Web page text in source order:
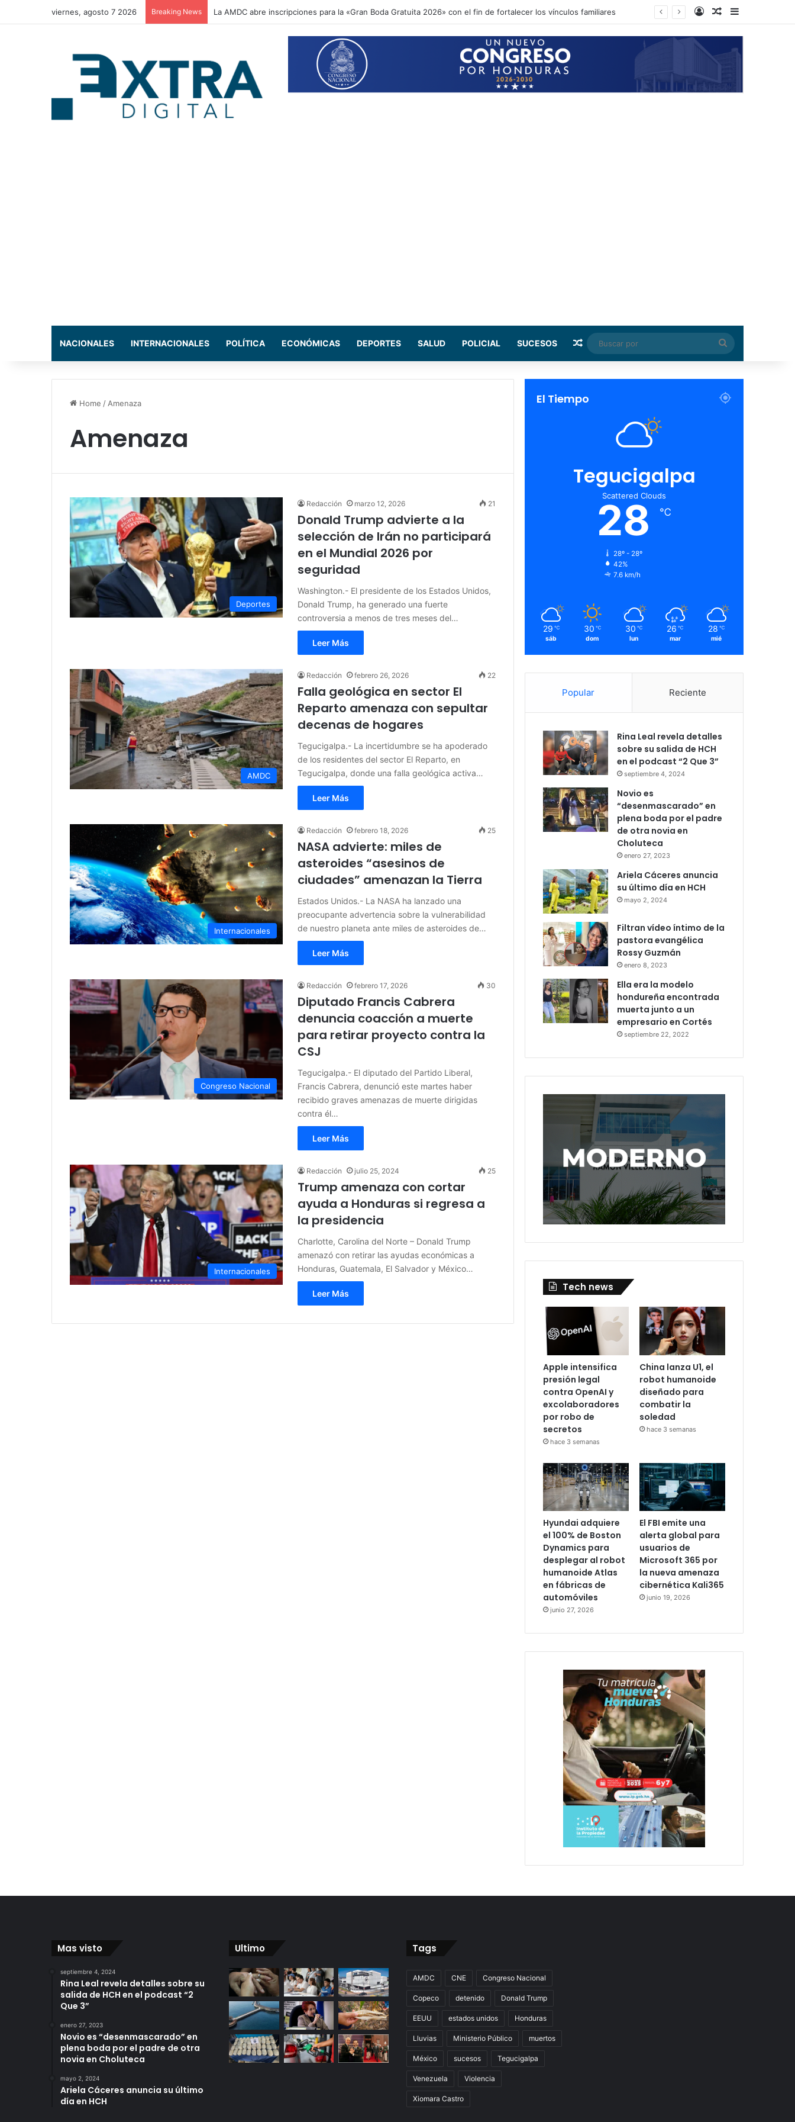
viernes, agosto 7 2026 Breaking News La AMDC abre inscripciones para la «Gran Boda Gratuita 2026» con el fin de fortalecer los vínculos familiares Log InRandom Article
NACIONALES INTERNACIONALES POLÍTICA ECONÓMICAS DEPORTES SALUD POLICIAL SUCESOS Random Article
Buscar
por
Home / Amenaza
Amenaza
Deportes
Redacción marzo 12, 2026 21
Donald Trump advierte a la
selección de Irán no participará
en el Mundial 2026 por
seguridad
Washington.- El presidente de los Estados Unidos,
Donald Trump, ha generado una fuerte
controversia a menos de tres meses del…
Leer Más
AMDC
Redacción febrero 26, 2026 22
Falla geológica en sector El
Reparto amenaza con sepultar
decenas de hogares
Tegucigalpa.- La incertidumbre se ha apoderado
de los residentes del sector El Reparto, en
Tegucigalpa, donde una falla geológica activa…
Leer Más
Internacionales
Redacción febrero 18, 2026 25
NASA advierte: miles de
asteroides “asesinos de
ciudades” amenazan la Tierra
Estados Unidos.- La NASA ha lanzado una
preocupante advertencia sobre la vulnerabilidad
de nuestro planeta ante miles de asteroides de…
Leer Más
Congreso Nacional
Redacción febrero 17, 2026 30
Diputado Francis Cabrera
denuncia coacción a muerte
para retirar proyecto contra la
CSJ
Tegucigalpa.- El diputado del Partido Liberal,
Francis Cabrera, denunció este martes haber
recibido graves amenazas de muerte dirigidas
contra él…
Leer Más
Internacionales
Redacción julio 25, 2024 25
Trump amenaza con cortar
ayuda a Honduras si regresa a
la presidencia
Charlotte, Carolina del Norte – Donald Trump
amenazó con retirar las ayudas económicas a
Honduras, Guatemala, El Salvador y México…
Leer Más
El Tiempo
Tegucigalpa
Scattered Clouds
28 ℃
28º - 28º
42%
7.6 km/h
29 ℃
sáb
30 ℃
dom
30 ℃
lun
26 ℃
mar
28 ℃
mié
Popular Reciente
Rina Leal revela detalles
sobre su salida de HCH
en el podcast “2 Que 3”
septiembre 4, 2024
Novio es
“desenmascarado” en
plena boda por el padre
de otra novia en
Choluteca
enero 27, 2023
Ariela Cáceres anuncia
su último día en HCH
mayo 2, 2024
Filtran vídeo íntimo de la
pastora evangélica
Rossy Guzmán
enero 8, 2023
Ella era la modelo
hondureña encontrada
muerta junto a un
empresario en Cortés
septiembre 22, 2022
Tech news
Apple intensifica
presión legal
contra OpenAI y
excolaboradores
por robo de
secretos
hace 3 semanas
China lanza U1, el
robot humanoide
diseñado para
combatir la
soledad
hace 3 semanas
Hyundai adquiere
el 100% de Boston
Dynamics para
desplegar al robot
humanoide Atlas
en fábricas de
automóviles
junio 27, 2026
El FBI emite una
alerta global para
usuarios de
Microsoft 365 por
la nueva amenaza
cibernética Kali365
junio 19, 2026
Mas visto
septiembre 4, 2024
Rina Leal revela detalles sobre su
salida de HCH en el podcast “2
Que 3”
enero 27, 2023
Novio es “desenmascarado” en
plena boda por el padre de otra
novia en Choluteca
mayo 2, 2024
Ariela Cáceres anuncia su último
día en HCH
Ultimo Tags
AMDC CNE Congreso Nacional
Copeco detenido Donald Trump
EEUU estados unidos Honduras
Lluvias Ministerio Público muertos
México sucesos Tegucigalpa
Venezuela Violencia
Xiomara Castro